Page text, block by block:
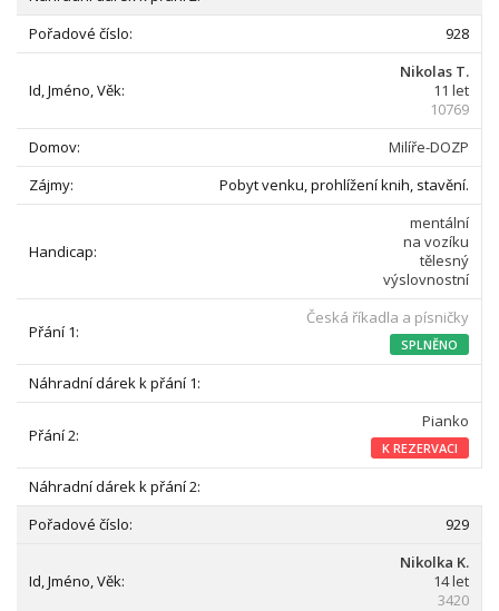
928
Nikolas T.
11 let
10769
Milíře-DOZP
Pobyt venku, prohlížení knih, stavění.
mentální
na vozíku
tělesný
výslovnostní
Česká říkadla a písničky
SPLNĚNO
Pianko
K REZERVACI
929
Nikolka K.
14 let
3420